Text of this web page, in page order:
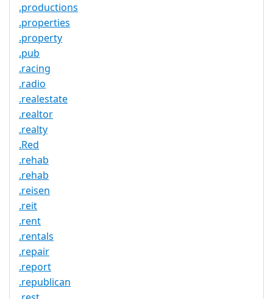
.productions
.properties
.property
.pub
.racing
.radio
.realestate
.realtor
.realty
.Red
.rehab
.rehab
.reisen
.reit
.rent
.rentals
.repair
.report
.republican